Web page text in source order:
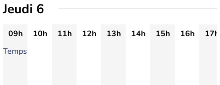
Jeudi 6
09h 10h 11h 12h 13h 14h 15h 16h
17h
Temps